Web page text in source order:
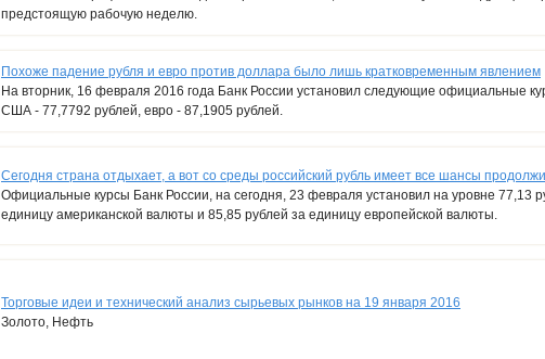
предстоящую рабочую неделю.
Похоже падение рубля и евро против доллара было лишь кратковременным явлением
На вторник, 16 февраля 2016 года Банк России установил следующие официальные
США - 77,7792 рублей, евро - 87,1905 рублей.
Сегодня страна отдыхает, а вот со среды российский рубль имеет все шансы
Официальные курсы Банк России, на сегодня, 23 февраля установил на уровне 77,13
единицу американской валюты и 85,85 рублей за единицу европейской валюты.
Торговые идеи и технический анализ сырьевых рынков на 19 января 2016
Золото, Нефть